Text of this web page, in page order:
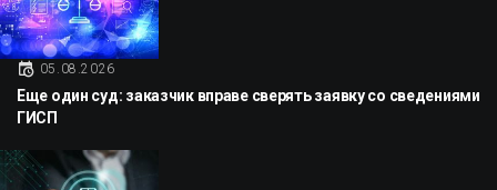
05.08.2026
Еще один суд: заказчик вправе сверять заявку со сведениями
ГИСП